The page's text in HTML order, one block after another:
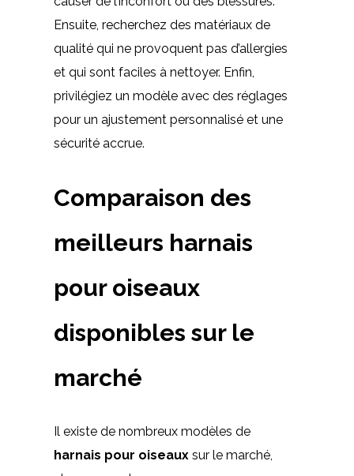
Ensuite, recherchez des matériaux de
qualité qui ne provoquent pas d’allergies
et qui sont faciles à nettoyer. Enfin,
privilégiez un modèle avec des réglages
pour un ajustement personnalisé et une
sécurité accrue.
Comparaison des
meilleurs harnais
pour oiseaux
disponibles sur le
marché
Il existe de nombreux modèles de
harnais pour oiseaux sur le marché,